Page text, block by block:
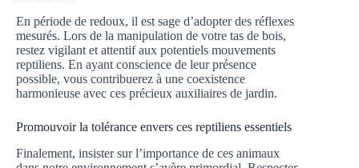
En période de redoux, il est sage d’adopter des réflexes
mesurés. Lors de la manipulation de votre tas de bois,
restez vigilant et attentif aux potentiels mouvements
reptiliens. En ayant conscience de leur présence
possible, vous contribuerez à une coexistence
harmonieuse avec ces précieux auxiliaires de jardin.
Promouvoir la tolérance envers ces reptiliens essentiels
Finalement, insister sur l’importance de ces animaux